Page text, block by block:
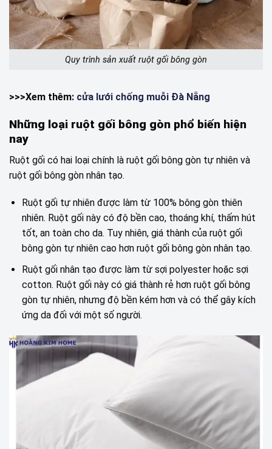
Quy trình sản xuất ruột gối bông gòn
>>>Xem thêm: cửa lưới chống muỗi Đà Nẵng
Những loại ruột gối bông gòn phổ biến hiện
nay
Ruột gối có hai loại chính là ruột gối bông gòn tự nhiên và
ruột gối bông gòn nhân tạo.
Ruột gối tự nhiên được làm từ 100% bông gòn thiên
nhiên. Ruột gối này có độ bền cao, thoáng khí, thấm hút
tốt, an toàn cho da. Tuy nhiên, giá thành của ruột gối
bông gòn tự nhiên cao hơn ruột gối bông gòn nhân tạo.
Ruột gối nhân tạo được làm từ sợi polyester hoặc sợi
cotton. Ruột gối này có giá thành rẻ hơn ruột gối bông
gòn tự nhiên, nhưng độ bền kém hơn và có thể gây kích
ứng da đối với một số người.